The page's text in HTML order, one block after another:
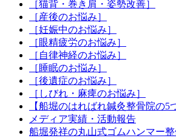
［猫背・巻き肩・姿勢改善］
［産後のお悩み］
［妊娠中のお悩み］
［眼精疲労のお悩み］
［自律神経のお悩み］
［睡眠のお悩み］
［後遺症のお悩み］
［しびれ・麻痺のお悩み］
【船堀のはればれ鍼灸整骨院の5
メディア実績・活動報告
船堀発祥の丸山式ゴムハンマー